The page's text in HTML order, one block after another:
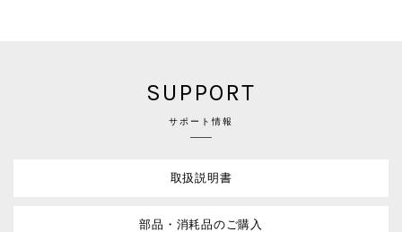
SUPPORT
サポート情報
取扱説明書
部品・消耗品のご購入